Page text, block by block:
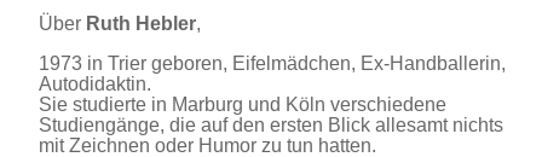
Über Ruth Hebler,
1973 in Trier geboren, Eifelmädchen, Ex-Handballerin,
Autodidaktin.
Sie studierte in Marburg und Köln verschiedene
Studiengänge, die auf den ersten Blick allesamt nichts
mit Zeichnen oder Humor zu tun hatten.